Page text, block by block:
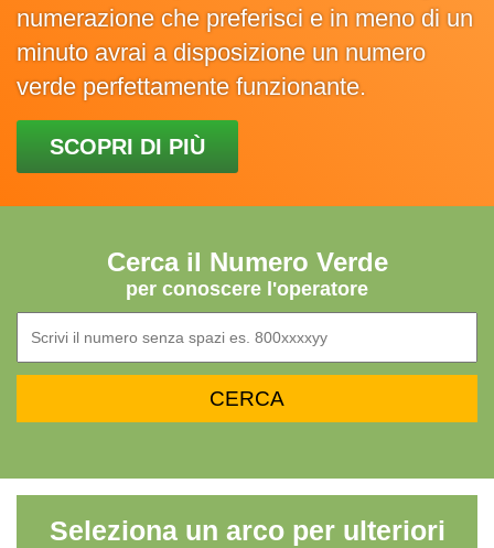
numerazione che preferisci e in meno di un
minuto avrai a disposizione un numero
verde perfettamente funzionante.
SCOPRI DI PIÙ
Cerca il Numero Verde
per conoscere l'operatore
Seleziona un arco per ulteriori